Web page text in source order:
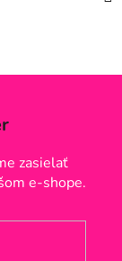
zasielať
e-shope.